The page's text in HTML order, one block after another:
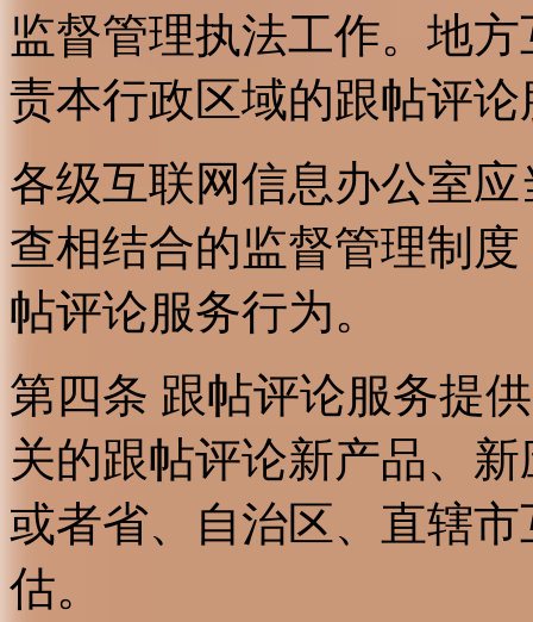
监督管理执法工作。地
责本行政区域的跟帖评
各级互联网信息办公室
查相结合的监督管理制
帖评论服务行为。
第四条 跟帖评论服务提
关的跟帖评论新产品、
或者省、自治区、直辖
估。